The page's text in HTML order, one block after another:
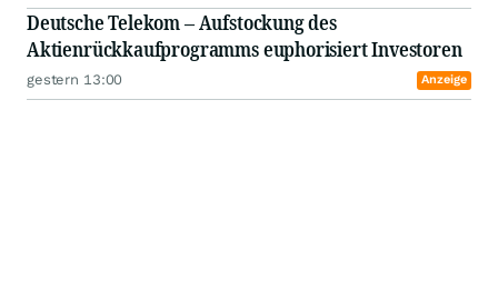
Deutsche Telekom – Aufstockung des
Aktienrückkaufprogramms euphorisiert Investoren
gestern 13:00 Anzeige